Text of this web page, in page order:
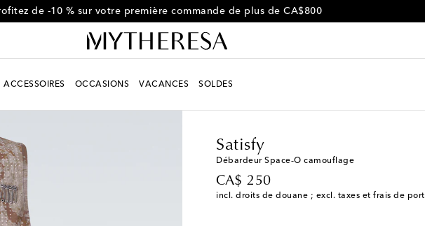
de -10 % sur votre première commande de plus de CA$800
ACCESSOIRES OCCASIONS VACANCES SOLDES
Satisfy
Débardeur Space‑O camouflage
CA$ 250
original price
incl. droits de douane ; excl. taxes et frais de port
Correspond à la taille indiquée
XS Ajouter à la Wishlist
S Stock faible
M